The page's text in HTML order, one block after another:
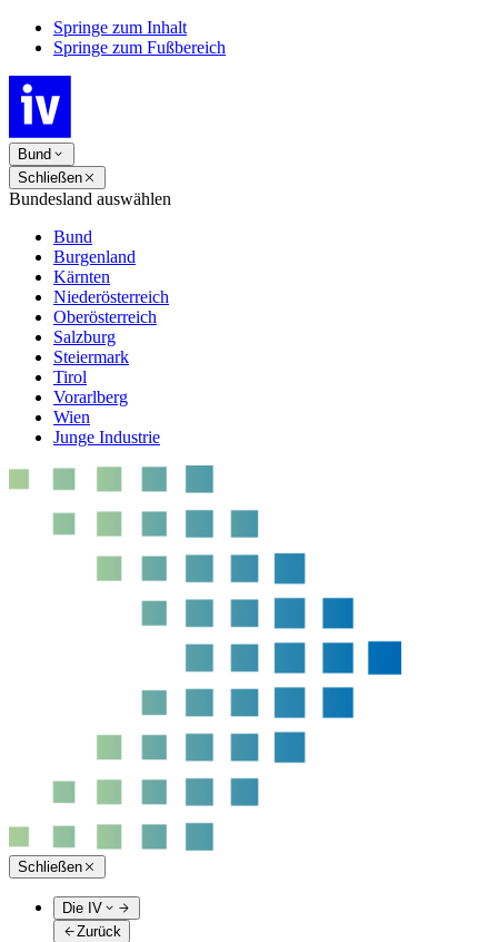
Springe zum Inhalt
Springe zum Fußbereich
Bund
Schließen
Bundesland auswählen
Bund
Burgenland
Kärnten
Niederösterreich
Oberösterreich
Salzburg
Steiermark
Tirol
Vorarlberg
Wien
Junge Industrie
Schließen
Die IV
Zurück